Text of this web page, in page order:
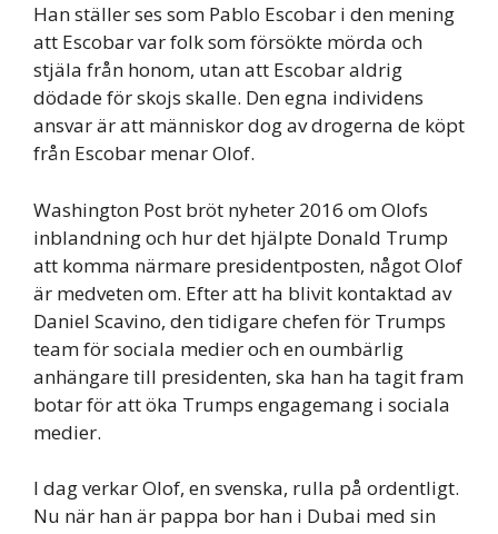
Han ställer ses som Pablo Escobar i den mening
att Escobar var folk som försökte mörda och
stjäla från honom, utan att Escobar aldrig
dödade för skojs skalle. Den egna individens
ansvar är att människor dog av drogerna de köpt
från Escobar menar Olof.
Washington Post bröt nyheter 2016 om Olofs
inblandning och hur det hjälpte Donald Trump
att komma närmare presidentposten, något Olof
är medveten om. Efter att ha blivit kontaktad av
Daniel Scavino, den tidigare chefen för Trumps
team för sociala medier och en oumbärlig
anhängare till presidenten, ska han ha tagit fram
botar för att öka Trumps engagemang i sociala
medier.
I dag verkar Olof, en svenska, rulla på ordentligt.
Nu när han är pappa bor han i Dubai med sin